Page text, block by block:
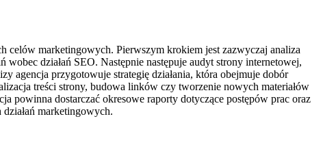
celów marketingowych. Pierwszym krokiem jest zazwyczaj analiza
działań SEO. Następnie następuje audyt strony internetowej,
agencja przygotowuje strategię działania, która obejmuje dobór
treści strony, budowa linków czy tworzenie nowych materiałów
powinna dostarczać okresowe raporty dotyczące postępów prac oraz
marketingowych.